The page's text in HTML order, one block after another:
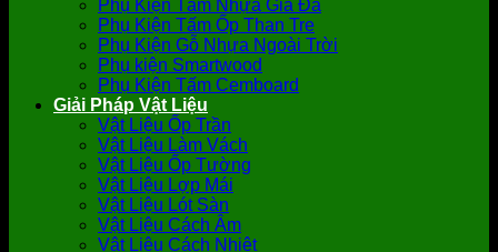
Phụ Kiện Tấm Nhựa Giả Đá
Phụ Kiện Tấm Ốp Than Tre
Phụ Kiện Gỗ Nhựa Ngoài Trời
Phụ kiện Smartwood
Phụ Kiện Tấm Cemboard
Giải Pháp Vật Liệu
Vật Liệu Ốp Trần
Vật Liệu Làm Vách
Vật Liệu Ốp Tường
Vật Liệu Lợp Mái
Vật Liệu Lót Sàn
Vật Liệu Cách Âm
Vật Liệu Cách Nhiệt